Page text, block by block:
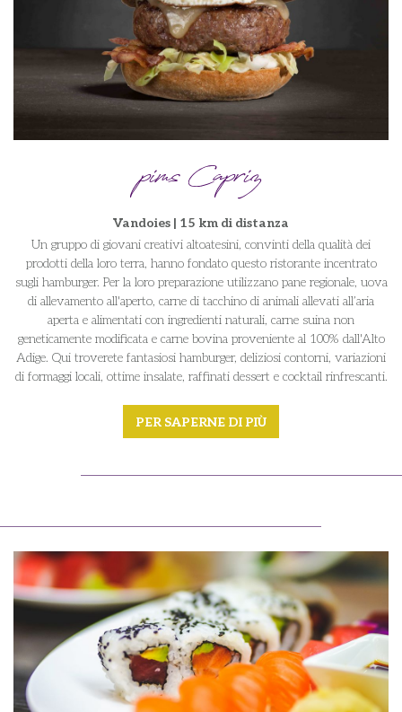
pims Capriz
Vandoies | 15 km di distanza
Un gruppo di giovani creativi altoatesini, convinti della qualità dei
prodotti della loro terra, hanno fondato questo ristorante incentrato
sugli hamburger. Per la loro preparazione utilizzano pane regionale, uova
di allevamento all'aperto, carne di tacchino di animali allevati all’aria
aperta e alimentati con ingredienti naturali, carne suina non
geneticamente modificata e carne bovina proveniente al 100% dall'Alto
Adige. Qui troverete fantasiosi hamburger, deliziosi contorni, variazioni
di formaggi locali, ottime insalate, raffinati dessert e cocktail rinfrescanti.
PER SAPERNE DI PIÙ